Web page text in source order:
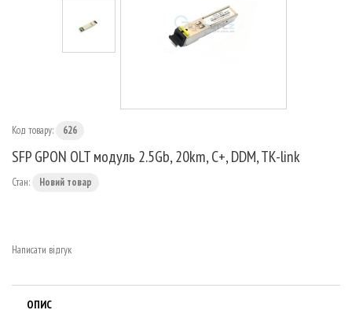
Код товару: 626
SFP GPON OLT модуль 2.5Gb, 20km, C+, DDM, TK-link
Стан: Новий товар
Написати відгук
ОПИС